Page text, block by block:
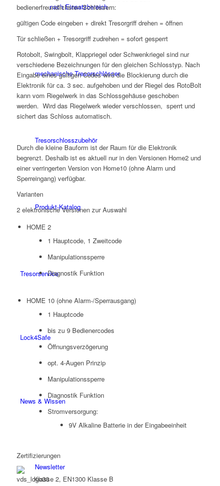
nach Einsatzbereich
mechanische Tresorschlösser
Tresorschlosszubehör
Produkt-Katalog
Tresorservice
Lock4Safe
News & Wissen
Newsletter
bedienerfreundlichsten Schlössern:
gültigen Code eingeben + direkt Tresorgriff drehen = öffnen
Tür schließen + Tresorgriff zudrehen = sofort gesperrt
Rotobolt, Swingbolt, Klappriegel oder Schwenkriegel sind nur
verschiedene Bezeichnungen für den gleichen Schlosstyp. Nach
Eingabe eines gültigen Codes wird die Blockierung durch die
Elektronik für ca. 3 sec. aufgehoben und der Riegel des RotoBolt
kann vom Riegelwerk in das Schlossgehäuse geschoben
werden. Wird das Riegelwerk wieder verschlossen, sperrt und
sichert das Schloss automatisch.
Durch die kleine Bauform ist der Raum für die Elektronik
begrenzt. Deshalb ist es aktuell nur in den Versionen Home2 und
einer verringerten Version von Home10 (ohne Alarm und
Sperreingang) verfügbar.
Varianten
2 elektronische Versionen zur Auswahl
HOME 2
1 Hauptcode, 1 Zweitcode
Manipulationssperre
Diagnostik Funktion
HOME 10 (ohne Alarm-/Sperrausgang)
1 Hauptcode
bis zu 9 Bedienercodes
Öffnungsverzögerung
opt. 4-Augen Prinzip
Manipulationssperre
Diagnostik Funktion
Stromversorgung:
9V AlkalineBatterie in der Eingabeeinheit
Zertifizierungen
Klasse 2, EN1300 Klasse B